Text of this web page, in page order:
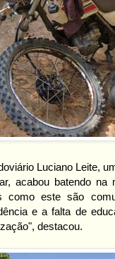
Luciano Leite,
acabou batendo
como este são
e a falta de
destacou.